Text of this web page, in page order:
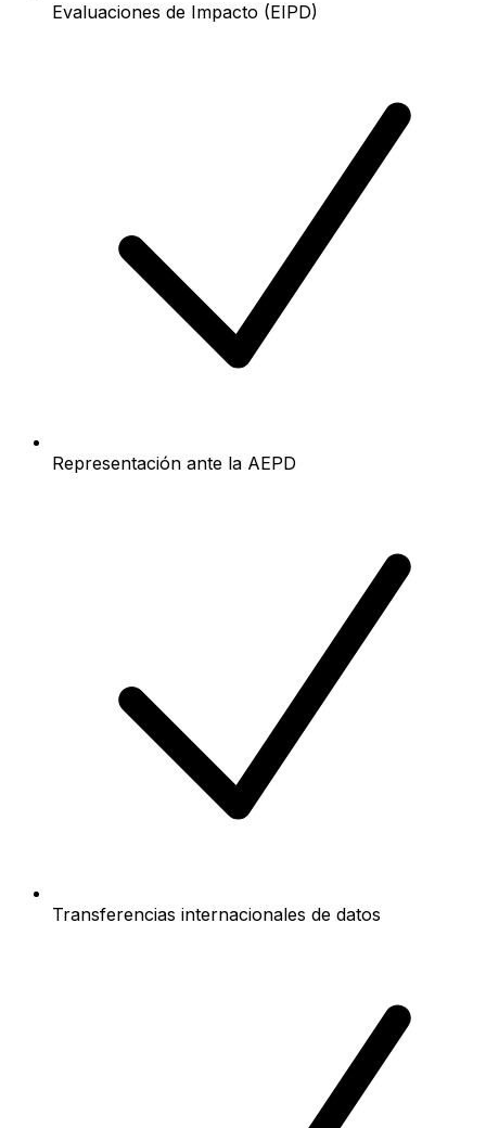
Evaluaciones de Impacto (EIPD)
Representación ante la AEPD
Transferencias internacionales de datos